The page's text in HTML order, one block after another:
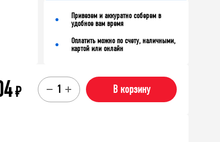
Привезем и аккуратно соберем в
удобное вам время
Оплатить можно по счету, наличными,
картой или онлайн
₽ В корзину